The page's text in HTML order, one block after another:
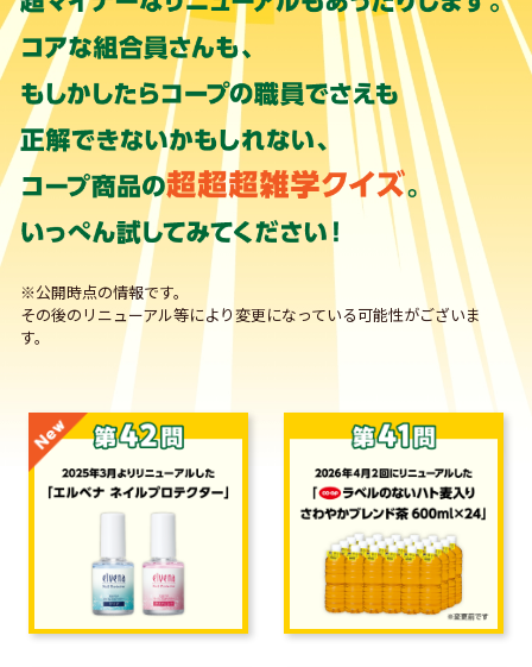
※公開時点の情報です。
その後のリニューアル等により変更になっている可能性がございま
す。